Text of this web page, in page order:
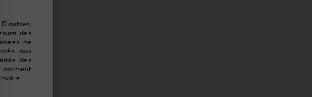
des
de
aux
des
moment